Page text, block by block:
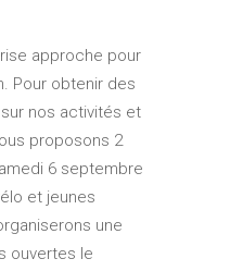
approche pour
Pour obtenir des
nos activités et
proposons 2
6 septembre
et jeunes
une
ouvertes le